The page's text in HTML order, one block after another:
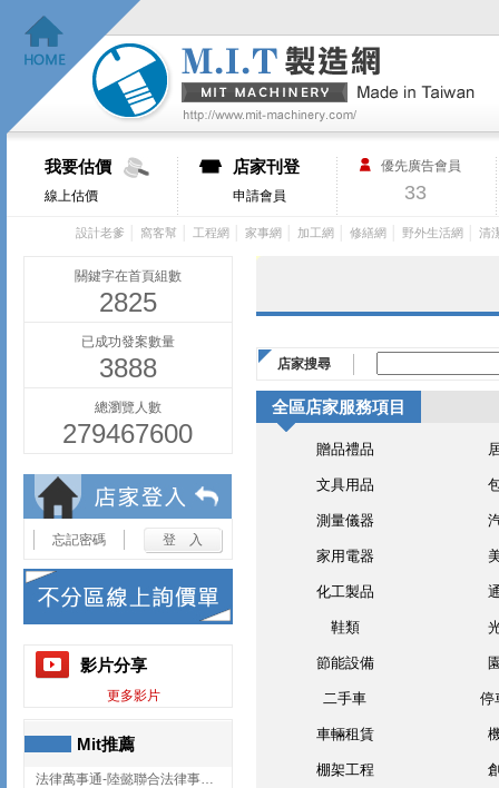
我要估價
線上估價
店家刊登
申請會員
優先廣告會員
33
設計老爹 窩客幫 工程網 家事網 加工網 修繕網 野外生活網 清
關鍵字在首頁組數
2825
已成功發案數量
3888
總瀏覽人數
279467600
忘記密碼
影片分享
更多影片
Mit推薦
法律萬事通-陸懿聯合法律事務所
店家搜尋
全區店家服務項目
贈品禮品
文具用品
測量儀器
家用電器
化工製品
鞋類
節能設備
二手車 停
車輛租賃
棚架工程